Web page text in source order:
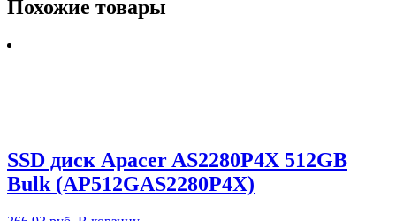
Похожие товары
SSD диск Apacer AS2280P4X 512GB
Bulk (AP512GAS2280P4X)